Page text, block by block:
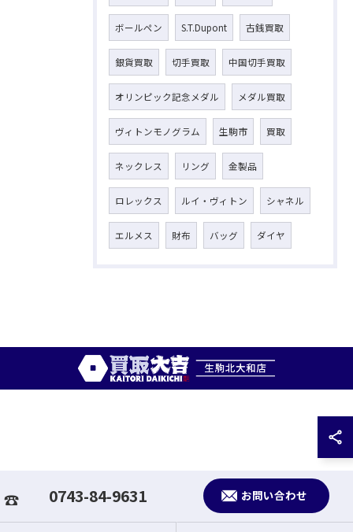
ボールペン S.T.Dupont 古銭買取
銀貨買取 切手買取 中国切手買取
オリンピック記念メダル メダル買取
ヴィトンモノグラム 生駒市 買取
ネックレス リング 金製品
ロレックス ルイ・ヴィトン シャネル
エルメス 財布 バッグ ダイヤ
0743-84-9631 お問い合わせ